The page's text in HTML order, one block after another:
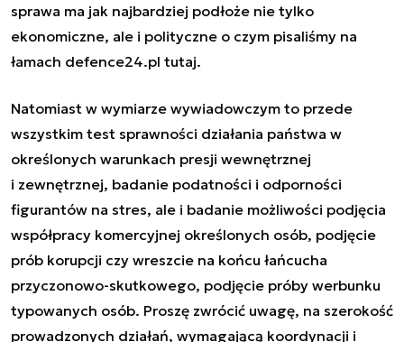
sprawa ma jak najbardziej podłoże nie tylko
ekonomiczne, ale i polityczne o czym pisaliśmy na
łamach defence24.pl tutaj.
Natomiast w wymiarze wywiadowczym to przede
wszystkim test sprawności działania państwa w
określonych warunkach presji wewnętrznej
i zewnętrznej, badanie podatności i odporności
figurantów na stres, ale i badanie możliwości podjęcia
współpracy komercyjnej określonych osób, podjęcie
prób korupcji czy wreszcie na końcu łańcucha
przyczonowo-skutkowego, podjęcie próby werbunku
typowanych osób. Proszę zwrócić uwagę, na szerokość
prowadzonych działań, wymagającą koordynacji i